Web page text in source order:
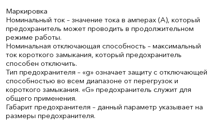
Маркировка
Номинальный ток – значение тока в амперах (А), который
предохранитель может проводить в продолжительном
режиме работы.
Номинальная отключающая способность – максимальный
ток короткого замыкания, который предохранитель
способен отключить.
Тип предохранителя – «g» означает защиту с отключающей
способностью во всем диапазоне от перегрузок и
короткого замыкания. «G» предохранитель служит для
общего применения.
Габарит предохранителя – данный параметр указывает на
размеры предохранителя.